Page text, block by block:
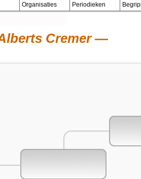
Organisaties Periodieken
Cremer